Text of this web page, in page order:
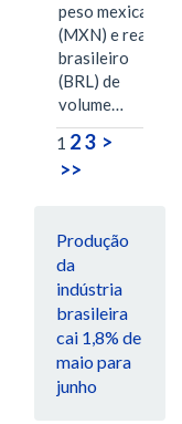
peso mexicano
(MXN) e real
brasileiro
(BRL) de
volume…
1 23 >
>>
Produção
da
indústria
brasileira
cai 1,8% de
maio para
junho